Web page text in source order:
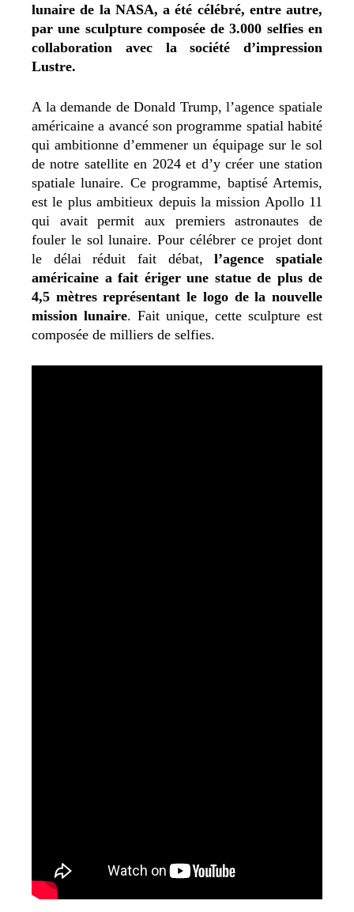
lunaire de la NASA, a été célébré, entre autre,
par une sculpture composée de 3.000 selfies en
collaboration avec la société d’impression
Lustre.
A la demande de Donald Trump, l’agence spatiale
américaine a avancé son programme spatial habité
qui ambitionne d’emmener un équipage sur le sol
de notre satellite en 2024 et d’y créer une station
spatiale lunaire. Ce programme, baptisé Artemis,
est le plus ambitieux depuis la mission Apollo 11
qui avait permit aux premiers astronautes de
fouler le sol lunaire. Pour célébrer ce projet dont
le délai réduit fait débat,l’agence spatiale
américaine a fait ériger une statue de plus de
4,5 mètres représentant le logo de la nouvelle
mission lunaire. Fait unique, cette sculpture est
composée de milliers de selfies.